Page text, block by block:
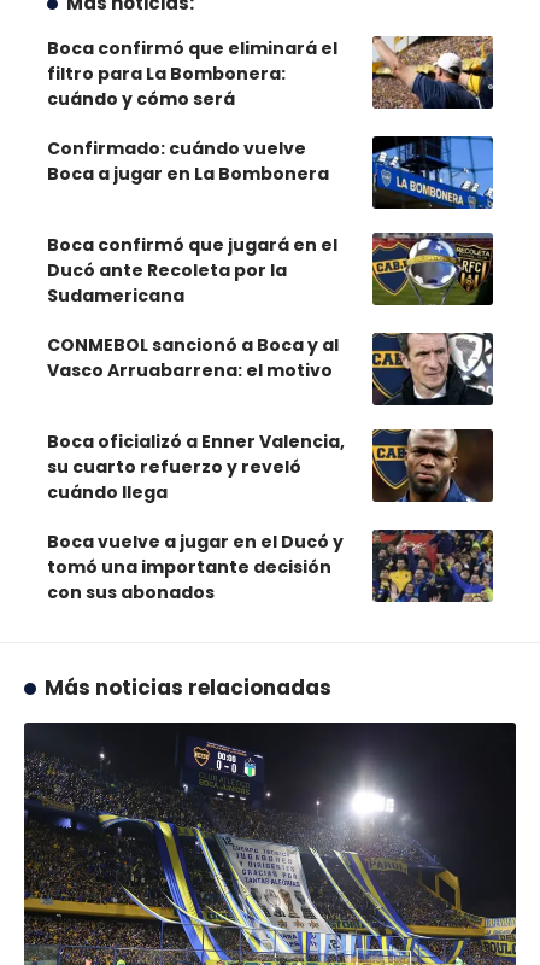
Boca confirmó que eliminará el
filtro para La Bombonera:
cuándo y cómo será
Confirmado: cuándo vuelve
Boca a jugar en La Bombonera
Boca confirmó que jugará en el
Ducó ante Recoleta por la
Sudamericana
CONMEBOL sancionó a Boca y al
Vasco Arruabarrena: el motivo
Boca oficializó a Enner Valencia,
su cuarto refuerzo y reveló
cuándo llega
Boca vuelve a jugar en el Ducó y
tomó una importante decisión
con sus abonados
Más noticias relacionadas